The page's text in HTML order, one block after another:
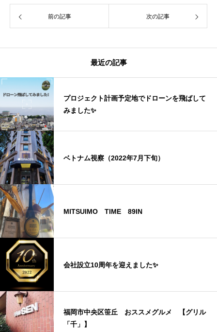
前の記事 次の記事
最近の記事
プロジェクト計画予定地でドローンを飛ばして
みました✨
ベトナム視察（2022年7月下旬）
MITSUIMO TIME 89IN
会社設立10周年を迎えました✨
福岡市中央区笹丘 おススメグルメ 【グリル
「千」】